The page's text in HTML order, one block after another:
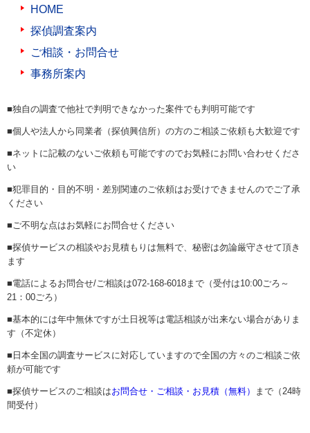
HOME
探偵調査案内
ご相談・お問合せ
事務所案内
■独自の調査で他社で判明できなかった案件でも判明可能です
■個人や法人から同業者（探偵興信所）の方のご相談ご依頼も大歓迎です
■ネットに記載のないご依頼も可能ですのでお気軽にお問い合わせくださ
い
■犯罪目的・目的不明・差別関連のご依頼はお受けできませんのでご了承
ください
■ご不明な点はお気軽にお問合せください
■探偵サービスの相談やお見積もりは無料で、秘密は勿論厳守させて頂き
ます
■電話によるお問合せ/ご相談は072-168-6018まで（受付は10:00ごろ～
21：00ごろ）
■基本的には年中無休ですが土日祝等は電話相談が出来ない場合がありま
す（不定休）
■日本全国の調査サービスに対応していますので全国の方々のご相談ご依
頼が可能です
■探偵サービスのご相談はお問合せ・ご相談・お見積（無料）
まで（24時
間受付）